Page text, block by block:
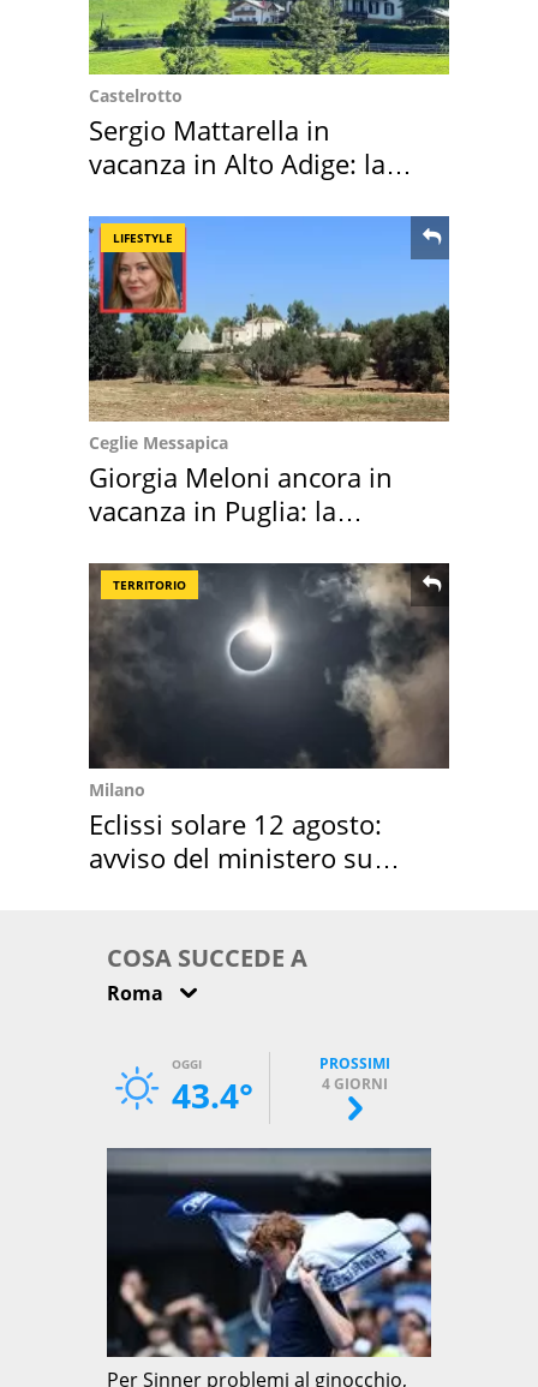
Castelrotto
Sergio Mattarella in
vacanza in Alto Adige: la
LIFESTYLE
Ceglie Messapica
Giorgia Meloni ancora in
vacanza in Puglia: la
TERRITORIO
Milano
Eclissi solare 12 agosto:
avviso del ministero su